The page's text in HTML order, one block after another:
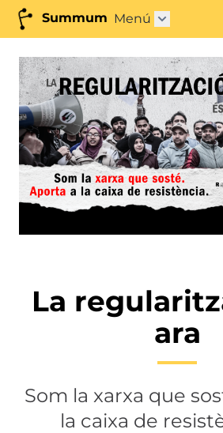
Summum Menú Obrir
La
ara
Som la xarxa que
la caixa de